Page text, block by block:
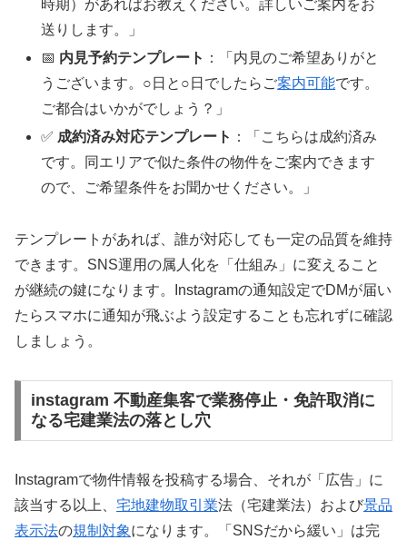
時期）があればお教えください。詳しいご案内をお
送りします。」
📅 内見予約テンプレート ：「内見のご希望ありがと
うございます。○日と○日でしたらご案内可能です。
ご都合はいかがでしょう？」
✅ 成約済み対応テンプレート ：「こちらは成約済み
です。同エリアで似た条件の物件をご案内できます
ので、ご希望条件をお聞かせください。」
テンプレートがあれば、誰が対応しても一定の品質を維持
できます。SNS運用の属人化を「仕組み」に変えること
が継続の鍵になります。Instagramの通知設定でDMが届い
たらスマホに通知が飛ぶよう設定することも忘れずに確認
しましょう。
instagram 不動産集客で業務停止・免許取消に
なる宅建業法の落とし穴
Instagramで物件情報を投稿する場合、それが「広告」に
該当する以上、 宅地建物取引業法（宅建業法）および景品
表示法の規制対象になります。「SNSだから緩い」は完